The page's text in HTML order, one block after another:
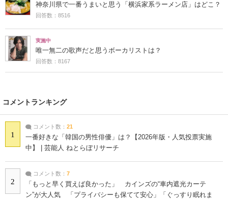
神奈川県で一番うまいと思う「横浜家系ラーメン店」はどこ？
回答数：8516
実施中
唯一無二の歌声だと思うボーカリストは？
回答数：8167
コメントランキング
1
コメント数： 21
一番好きな「韓国の男性俳優」は？【2026年版・人気投票実施
中】 | 芸能人 ねとらぼリサーチ
2
コメント数： 7
「もっと早く買えば良かった」 カインズの“車内遮光カーテ
ン”が大人気 「プライバシーも保てて安心」「ぐっすり眠れま